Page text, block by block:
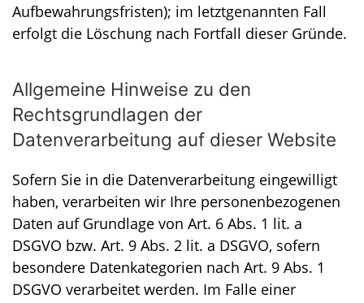
Aufbewahrungsfristen); im letztgenannten Fall
erfolgt die Löschung nach Fortfall dieser Gründe.
Allgemeine Hinweise zu den
Rechtsgrundlagen der
Datenverarbeitung auf dieser Website
Sofern Sie in die Datenverarbeitung eingewilligt
haben, verarbeiten wir Ihre personenbezogenen
Daten auf Grundlage von Art. 6 Abs. 1 lit. a
DSGVO bzw. Art. 9 Abs. 2 lit. a DSGVO, sofern
besondere Datenkategorien nach Art. 9 Abs. 1
DSGVO verarbeitet werden. Im Falle einer